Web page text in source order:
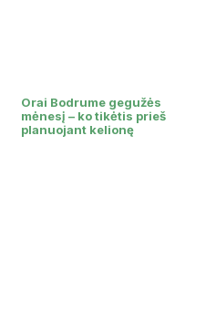
Orai Bodrume gegužės
mėnesį – ko tikėtis prieš
planuojant kelionę